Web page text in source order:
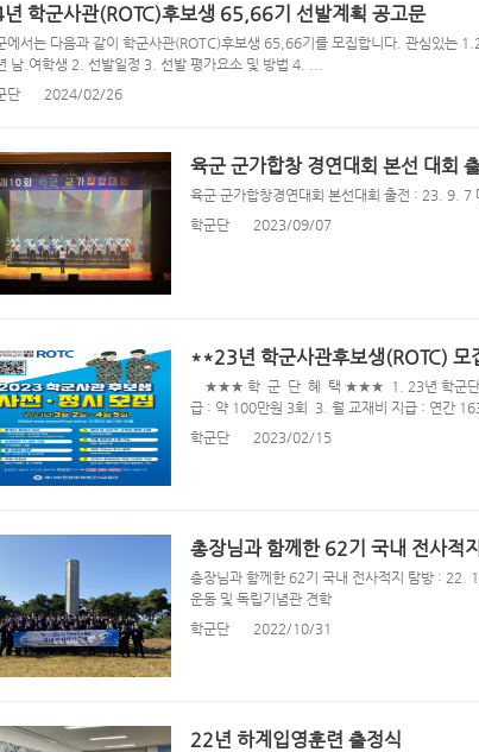
학군사관(ROTC)후보생 65,66기 선발계획 공고문
에서는 다음과 같이 학군사관(ROTC)후보생 65,66기를 모집합니다. 관심있는
남.여학생 2. 선발일정 3. 선발 평가요소 및 방법 4. ...
단
2024/02/26
육군 군가합창 경연대회 본선 대회
육군 군가합창경연대회 본선대회 출전 : 23. 9.
학군단
2023/09/07
**23년 학군사관후보생(ROTC)
★★★ 학 군 단 혜 택 ★★★ 1. 23년 학군단 합
급 : 약 100만원 3회 3. 월 교재비 지급 : 연간
학군단
2023/02/15
총장님과 함께한 62기 국내 전사적
총장님과 함께한 62기 국내 전사적지 탐방 : 22.
운동 및 독립기념관 견학
학군단
2022/10/31
22년 하계입영훈련 출정식